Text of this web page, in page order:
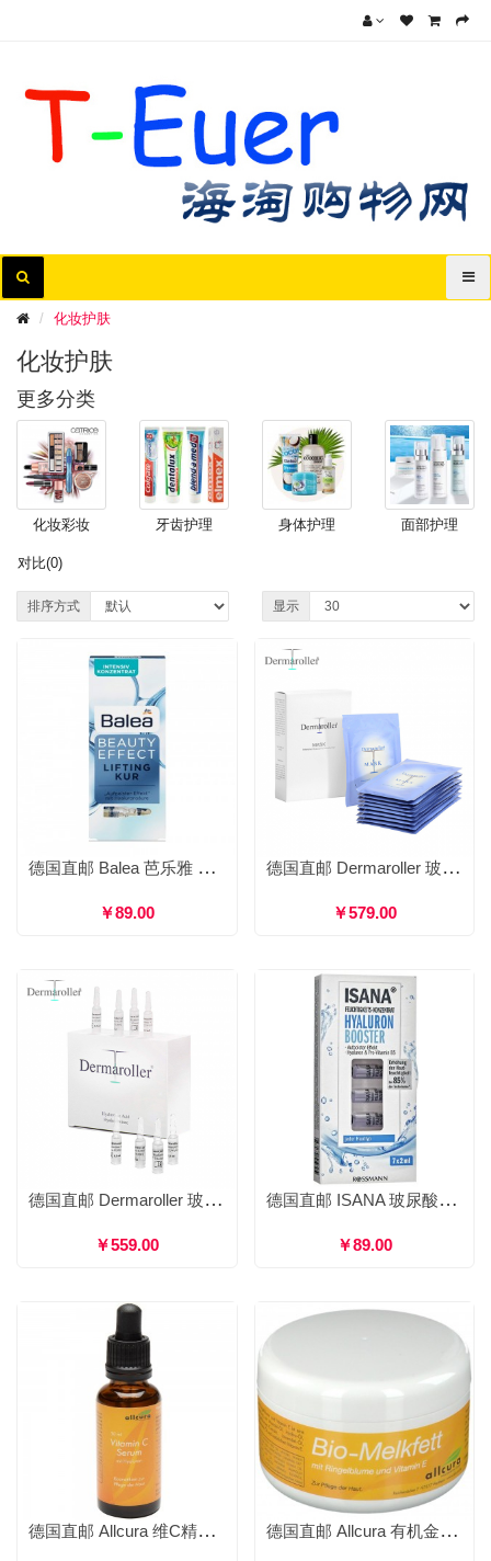
化妆护肤
化妆护肤
更多分类
化妆彩妆 牙齿护理 身体护理 面部护理
对比(0)
排序方式 显示
德国直邮 Balea 芭乐雅 玻尿酸精华安瓶保湿补水 蓝盒 7*1ml
￥89.00
德国直邮 Dermaroller 玻尿酸保湿面膜 深入肌层补水 修复受损肌肤 调理皮脂平衡 10片装
￥579.00
德国直邮 Dermaroller 玻尿酸原液安瓶 1.5ml*30支
￥559.00
德国直邮 ISANA 玻尿酸保湿浓缩安瓶 补水保湿紧致肌肤 2ml*7支
￥89.00
德国直邮 Allcura 维C精华液 VC面部补水熬夜肌底亮肤晒后修复 30ml 德国直邮 Allcura 有机金盏花VE丰润乳霜 弹力紧致舒缓修复防干裂 150ml